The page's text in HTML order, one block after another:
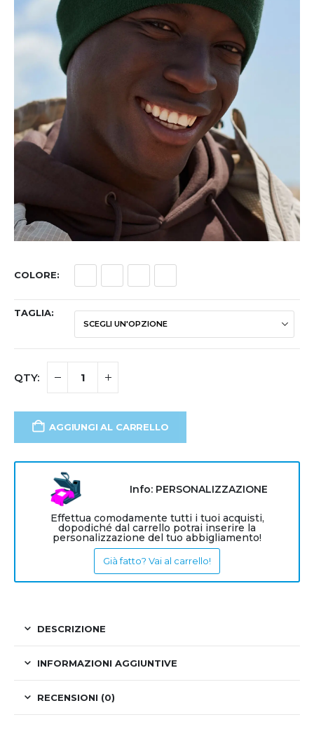
COLORE
TAGLIA
AGGIUNGI AL CARRELLO
Info: PERSONALIZZAZIONE
Effettua comodamente tutti i tuoi acquisti,
dopodiché dal carrello potrai inserire la
personalizzazione del tuo abbigliamento!
Già fatto? Vai al carrello!
DESCRIZIONE
INFORMAZIONI AGGIUNTIVE
RECENSIONI (0)